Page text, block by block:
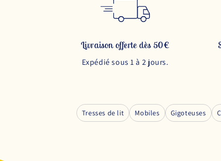
Quand votre bébé grandit et qu'il passe au lit
C'est aussi la plus esthétique
d'ailleurs pour cela qu'on l'appelle aussi
pare-
Parmi nos plus beaux tours de lit, nous avons la
unisexe. La décoration non genrée est très en
Enfin un thème très populaire chez les petits
le décors. Elle rappellera le bleu du ciel et le gris
Livraison offerte dès 50€
Expédié sous 1 à 2 jours.
Tresses de lit Mobiles Gigoteuses